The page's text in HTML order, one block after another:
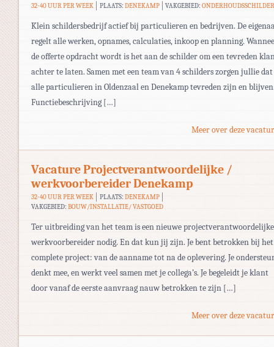
32-40 UUR PER WEEK PLAATS: DENEKAMP VAKGEBIED:
Klein schildersbedrijf actief bij particulieren en bedrijven. De
regelt alle werken, opnames, calculaties, inkoop en planning.
de offerte opdracht wordt is het aan de schilder om een tevreden
achter te laten. Samen met een team van 4 schilders zorgen jullie dat
alle particulieren in Oldenzaal en Denekamp tevreden zijn en
Functiebeschrijving […]
Meer over deze
Vacature Projectverantwoordelijke /
werkvoorbereider Denekamp
32-40 UUR PER WEEK PLAATS: DENEKAMP
VAKGEBIED: BOUW/INSTALLATIE/ VASTGOED
Ter uitbreiding van het team is een nieuwe
werkvoorbereider nodig. En dat kun jij zijn. Je bent betrokken bij het
complete project: van de aanname tot na de oplevering. Je
denkt mee, en werkt veel samen met je collega’s. Je begeleidt je klant
door vanaf de eerste aanvraag nauw betrokken te zijn […]
Meer over deze